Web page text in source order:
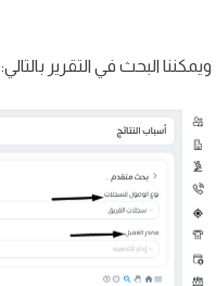
ويمكننا البحث في التقرير بالتالي: